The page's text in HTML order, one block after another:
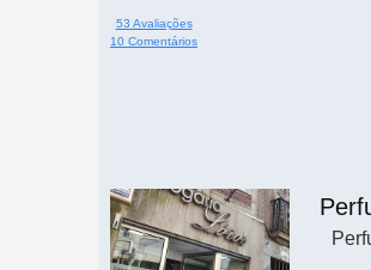
53 Avaliações
10 Comentários